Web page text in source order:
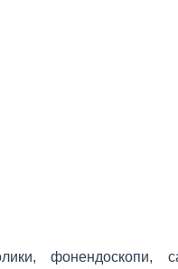
фонендоскопи,